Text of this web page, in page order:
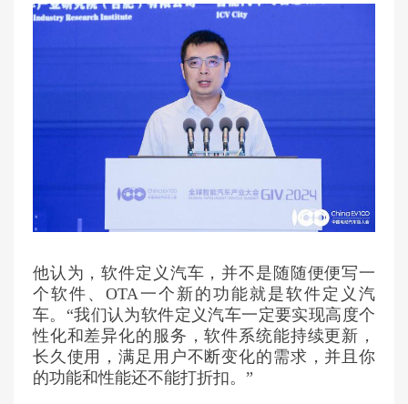
他认为，软件定义汽车，并不是随随便便写一
个软件、OTA一个新的功能就是软件定义汽
车。“我们认为软件定义汽车一定要实现高度个
性化和差异化的服务，软件系统能持续更新，
长久使用，满足用户不断变化的需求，并且你
的功能和性能还不能打折扣。”